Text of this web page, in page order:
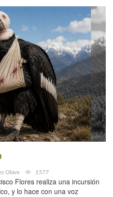
Olave 1577
Flores realiza una incursión
y lo hace con una voz